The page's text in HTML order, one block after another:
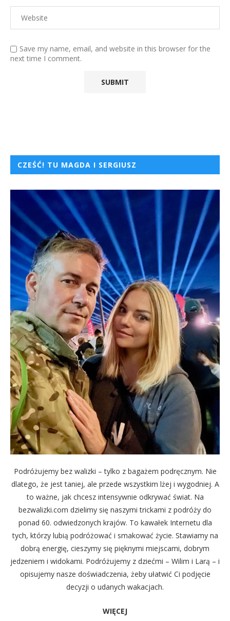
Save my name, email, and website in this browser for the
next time I comment.
CZEŚĆ! TU MAGDA I SERGIUSZ
Podróżujemy bez walizki – tylko z bagażem podręcznym. Nie
dlatego, że jest taniej, ale przede wszystkim lżej i wygodniej. A
to ważne, jak chcesz intensywnie odkrywać świat. Na
bezwalizki.com dzielimy się naszymi trickami z podróży do
ponad 60. odwiedzonych krajów. To kawałek Internetu dla
tych, którzy lubią podróżować i smakować życie. Stawiamy na
dobrą energię, cieszymy się pięknymi miejscami, dobrym
jedzeniem i widokami. Podróżujemy z dziećmi – Wilim i Larą – i
opisujemy nasze doświadczenia, żeby ułatwić Ci podjęcie
decyzji o udanych wakacjach.
WIĘCEJ